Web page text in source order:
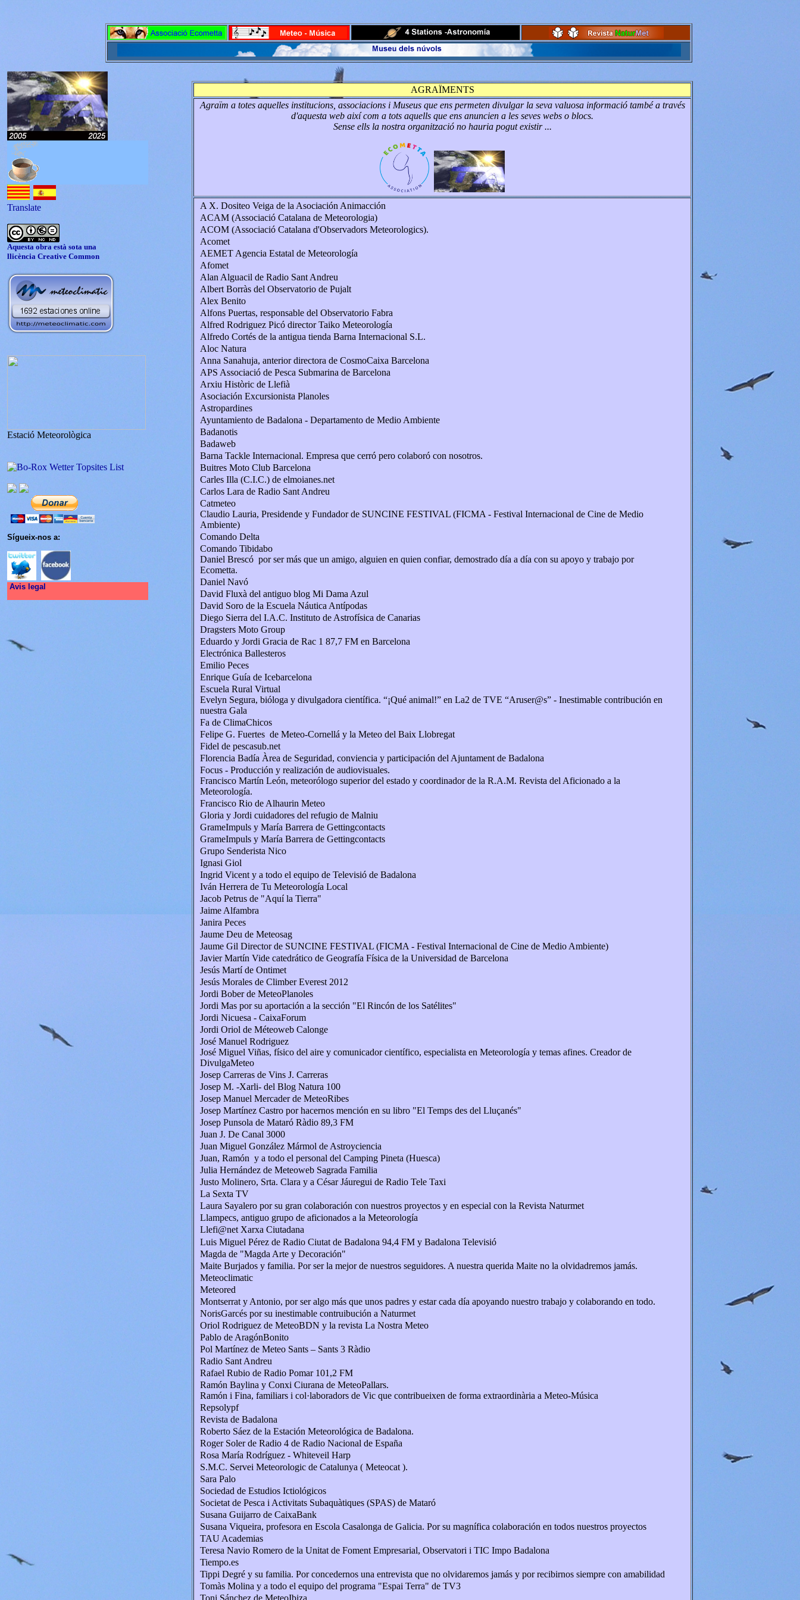
AGRAÏMENTS
Agraïm a totes aquelles institucions, associacions i Museus que ens permeten divulgar la seva valuosa informació també a través
d'aquesta web així com a tots aquells que ens anuncien a les seves webs o blocs.
Sense ells la nostra organització no hauria pogut existir ...
A X. Dositeo Veiga de la Asociación Animacción
ACAM (Associació Catalana de Meteorologia)
ACOM (Associació Catalana d'Observadors Meteorologics).
Acomet
AEMET Agencia Estatal de Meteorología
Afomet
Alan Alguacil de Radio Sant Andreu
Albert Borràs del Observatorio de Pujalt
Alex Benito
Alfons Puertas, responsable del Observatorio Fabra
Alfred Rodriguez Picó director Taiko Meteorología
Alfredo Cortés de la antigua tienda Barna Internacional S.L.
Aloc Natura
Anna Sanahuja, anterior directora de CosmoCaixa Barcelona
APS Associació de Pesca Submarina de Barcelona
Arxiu Històric de Llefià
Asociación Excursionista Planoles
Astropardines
Ayuntamiento de Badalona - Departamento de Medio Ambiente
Badanotis
Badaweb
Barna Tackle Internacional. Empresa que cerró pero colaboró con nosotros.
Buitres Moto Club Barcelona
Carles Illa (C.I.C.) de elmoianes.net
Carlos Lara de Radio Sant Andreu
Catmeteo
Claudio Lauria, Presidende y Fundador de SUNCINE FESTIVAL (FICMA - Festival Internacional de Cine de Medio
Ambiente)
Comando Delta
Comando Tibidabo
Daniel Brescó por ser más que un amigo, alguien en quien confiar, demostrado día a día con su apoyo y trabajo por
Ecometta.
Daniel Navó
David Fluxà del antiguo blog Mi Dama Azul
David Soro de la Escuela Náutica Antípodas
Diego Sierra del I.A.C. Instituto de Astrofísica de Canarias
Dragsters Moto Group
Eduardo y Jordi Gracia de Rac 1 87,7 FM en Barcelona
Electrónica Ballesteros
Emilio Peces
Enrique Guía de Icebarcelona
Escuela Rural Virtual
Evelyn Segura, bióloga y divulgadora científica. “¡Qué animal!” en La2 de TVE “Aruser@s” - Inestimable contribución en
nuestra Gala
Fa de ClimaChicos
Felipe G. Fuertes de Meteo-Cornellá y la Meteo del Baix Llobregat
Fidel de pescasub.net
Florencia Badía Àrea de Seguridad, conviencia y participación del Ajuntament de Badalona
Focus - Producción y realización de audiovisuales.
Francisco Martín León, meteorólogo superior del estado y coordinador de la R.A.M. Revista del Aficionado a la
Meteorología.
Francisco Rio de Alhaurin Meteo
Gloria y Jordi cuidadores del refugio de Malniu
GrameImpuls y María Barrera de Gettingcontacts
GrameImpuls y María Barrera de Gettingcontacts
Grupo Senderista Nico
Ignasi Giol
Ingrid Vicent y a todo el equipo de Televisió de Badalona
Iván Herrera de Tu Meteorología Local
Jacob Petrus de "Aquí la Tierra"
Jaime Alfambra
Janira Peces
Jaume Deu de Meteosag
Jaume Gil Director de SUNCINE FESTIVAL (FICMA - Festival Internacional de Cine de Medio Ambiente)
Javier Martín Vide catedrático de Geografía Física de la Universidad de Barcelona
Jesús Martí de Ontimet
Jesús Morales de Climber Everest 2012
Jordi Bober de MeteoPlanoles
Jordi Mas por su aportación a la sección "El Rincón de los Satélites"
Jordi Nicuesa - CaixaForum
Jordi Oriol de Méteoweb Calonge
José Manuel Rodriguez
José Miguel Viñas, físico del aire y comunicador científico, especialista en Meteorología y temas afines. Creador de
DivulgaMeteo
Josep Carreras de Vins J. Carreras
Josep M. -Xarli- del Blog Natura 100
Josep Manuel Mercader de MeteoRibes
Josep Martínez Castro por hacernos mención en su libro "El Temps des del Lluçanés"
Josep Punsola de Mataró Ràdio 89,3 FM
Juan J. De Canal 3000
Juan Miguel González Mármol de Astroyciencia
Juan, Ramón y a todo el personal del Camping Pineta (Huesca)
Julia Hernández de Meteoweb Sagrada Familia
Justo Molinero, Srta. Clara y a César Jáuregui de Radio Tele Taxi
La Sexta TV
Laura Sayalero por su gran colaboración con nuestros proyectos y en especial con la Revista Naturmet
Llampecs, antiguo grupo de aficionados a la Meteorología
Llefi@net Xarxa Ciutadana
Luis Miguel Pérez de Radio Ciutat de Badalona 94,4 FMy Badalona Televisió
Magda de "Magda Arte y Decoración"
Maite Burjados y familia. Por ser la mejor de nuestros seguidores. A nuestra querida Maite no la olvidadremos jamás.
Meteoclimatic
Meteored
Montserrat y Antonio, por ser algo más que unos padres y estar cada día apoyando nuestro trabajo y colaborando en todo.
NorisGarcés por su inestimable contruibución a Naturmet
Oriol Rodriguez de MeteoBDN y la revista La Nostra Meteo
Pablo de AragónBonito
Pol Martínez de Meteo Sants – Sants 3 Ràdio
Radio Sant Andreu
Rafael Rubio de Radio Pomar 101,2 FM
Ramón Baylina y Conxi Ciurana de MeteoPallars.
Ramón i Fina, familiars i col·laboradors de Vic que contribueixen de forma extraordinària a Meteo-Música
Repsolypf
Revista de Badalona
Roberto Sáez de la Estación Meteorológica de Badalona.
Roger Soler de Radio 4 de Radio Nacional de España
Rosa María Rodríguez - Whiteveil Harp
S.M.C. Servei Meteorologic de Catalunya ( Meteocat ).
Sara Palo
Sociedad de Estudios Ictiológicos
Societat de Pesca i Activitats Subaquàtiques (SPAS) de Mataró
Susana Guijarro de CaixaBank
Susana Viqueira, profesora en Escola Casalonga de Galicia. Por su magnífica colaboración en todos nuestros proyectos
TAU Academias
Teresa Navio Romero de la Unitat de Foment Empresarial, Observatori i TIC Impo Badalona
Tiempo.es
Tippi Degré y su familia. Por concedernos una entrevista que no olvidaremos jamás y por recibirnos siempre con amabilidad
Tomàs Molina y a todo el equipo del programa "Espai Terra" de TV3
Toni Sánchez de MeteoIbiza
Translate
Aquesta obra està sota una
llicència Creative Common
Estació Meteorològica
Sígueix-nos a:
Avis legal